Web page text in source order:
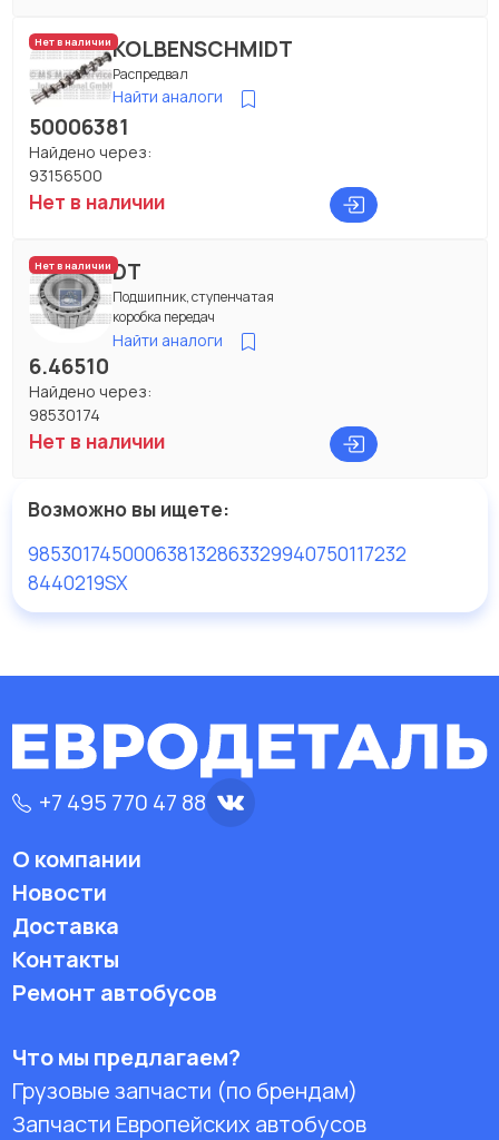
Нет в наличииKOLBENSCHMIDT
Распредвал
Найти аналоги
50006381
Найдено через:
93156500
Нет в наличии
Нет в наличииDT
Подшипник, ступенчатая
коробка передач
Найти аналоги
6.46510
Найдено через:
98530174
Нет в наличии
Возможно вы ищете:
985301745000638132863329940750117232
8440219SX
+7 495 770 47 88
О компании
Новости
Доставка
Контакты
Ремонт автобусов
Что мы предлагаем?
Грузовые запчасти (по брендам)
Запчасти Европейских автобусов